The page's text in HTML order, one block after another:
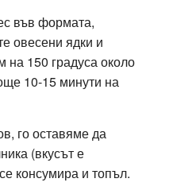
във формата,
овесени ядки и
на 150 градуса около
10-15 минути на
го оставяме да
(вкусът е
консумира и топъл.